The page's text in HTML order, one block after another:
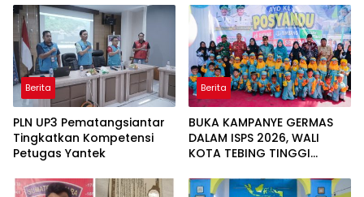
Mandiri Pasien Scoliosis
AD 2026
Berita
PLN UP3 Pematangsiantar
Tingkatkan Kompetensi
Petugas Yantek
Berita
BUKA KAMPANYE GERMAS
DALAM ISPS 2026, WALI
KOTA TEBING TINGGI
STUNTING